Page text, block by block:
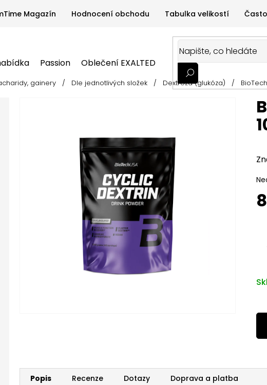
Magazín Hodnocení obchodu Tabulka velikostí
Passion Oblečení EXALTED Oblečení GYMTIME
Oblečení EXALTED Oblečení GYMTIME Sportovní výživa
gainery / Dle jednotlivých složek / Dextróza (glukóza) /
Popis Recenze Dotazy Doprava a platba